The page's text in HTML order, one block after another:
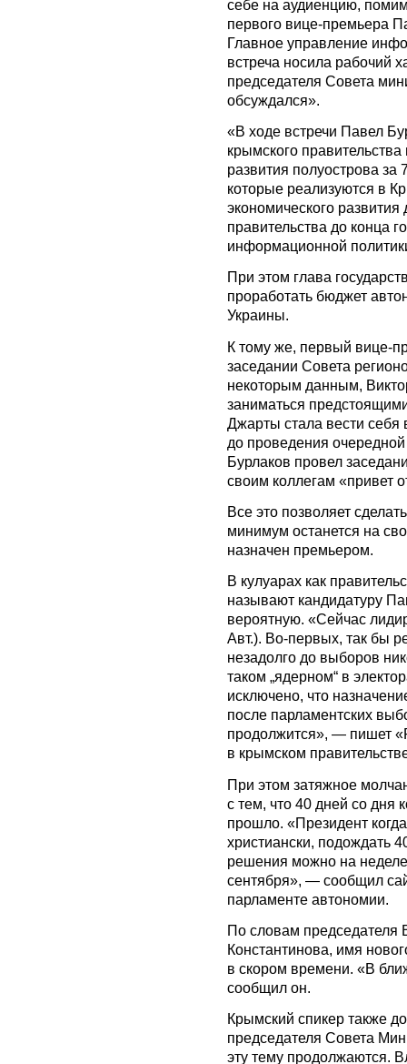
себе на аудиенцию,
первого вице-премьера
Главное управление
встреча носила рабочий
председателя Совета
обсуждался».
«В ходе встречи Павел
крымского правительства
развития полуострова
которые реализуются в
экономического
правительства до конца
информационной
При этом глава
проработать бюджет
Украины.
К тому же, первый вице-
заседании Совета
некоторым данным,
заниматься
Джарты стала вести себя
до проведения
Бурлаков провел
своим коллегам «привет
Все это позволяет
минимум останется на
назначен премьером.
В кулуарах как
называют кандидатуру
вероятную. «Сейчас
Авт.). Во-первых, так бы
незадолго до выборов
таком „ядерном“ в
исключено, что
после парламентских
продолжится», — пишет
в крымском
При этом затяжное
с тем, что 40 дней со
прошло. «Президент
христиански, подождать
решения можно на
сентября», — сообщил
парламенте автономии.
По словам
Константинова, имя
в скором времени. «В
сообщил он.
Крымский спикер также
председателя Совета
эту тему продолжаются.